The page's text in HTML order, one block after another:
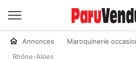
Annonces Maroquinerie
Rhône-Alpes